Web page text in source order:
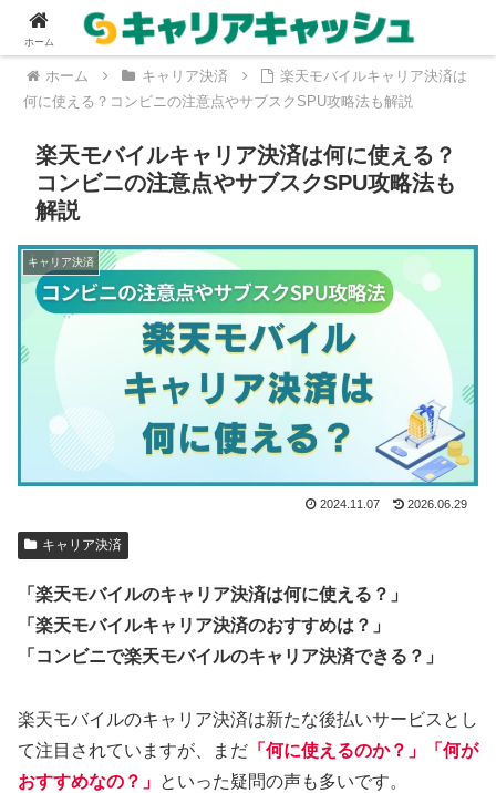
ホーム キャリア決済
楽天モバイルキャリア決済は
何に使える？コンビニの注意点やサブスクSPU攻略法も解説
楽天モバイルキャリア決済は何に使える？
コンビニの注意点やサブスクSPU攻略法も
解説
キャリア決済
2024.11.07 2026.06.29
キャリア決済
「楽天モバイルのキャリア決済は何に使える？」
「楽天モバイルキャリア決済のおすすめは？」
「コンビニで楽天モバイルのキャリア決済できる？」
楽天モバイルのキャリア決済は新たな後払いサービスとし
て注目されていますが、まだ 「何に使えるのか？」「何が
おすすめなの？」 といった疑問の声も多いです。
ホーム